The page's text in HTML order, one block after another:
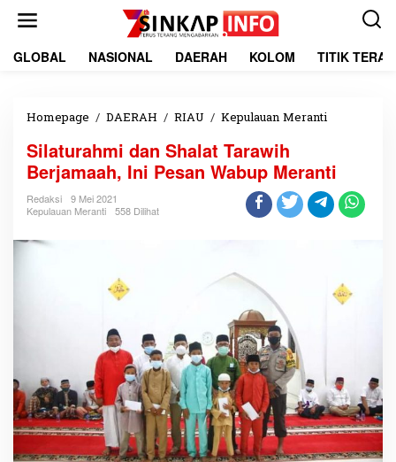
GLOBAL NASIONAL DAERAH KOLOM TITIK
Homepage / DAERAH / RIAU / Kepulauan Meranti
a
t
u
r
d
l
a
t
T
a
Silaturahmi dan Shalat Tarawih
Berjamaah, Ini Pesan Wabup Meranti
Redaksi
9 Mei 2021
Kepulauan Meranti
558 Dilihat